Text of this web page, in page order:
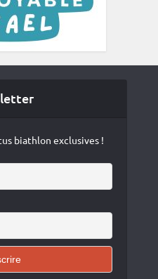
biathlon exclusives !